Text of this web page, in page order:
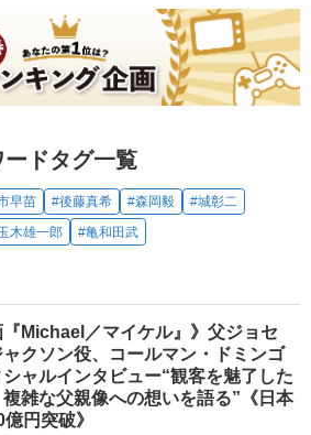
ドタグ一覧
早苗 #後藤真希 #森岡毅
#城彰二
木雄一郎 #亀和田武
『Michael／マイケル』》父ジョセ
ャクソン役、コールマン・ドミンゴ
ャルインタビュー“観客を魅了した
雑な父親像への想いを語る”《日本
円突破》